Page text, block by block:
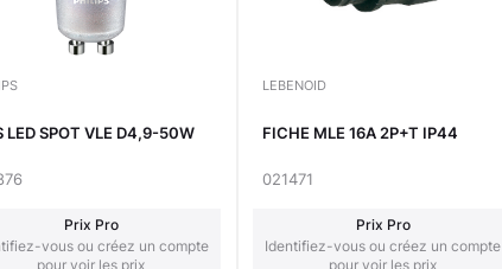
LED SPOT VLE D4,9-50W
Prix Pro
vous ou créez un compte
pour voir les prix
LEBENOID
FICHE MLE 16A 2P+T IP44
021471
Prix Pro
Identifiez-vous ou créez un compte
pour voir les prix